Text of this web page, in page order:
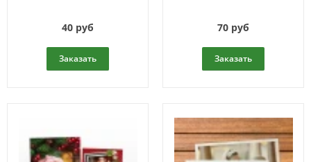
40 руб
Заказать
70 руб
Заказать